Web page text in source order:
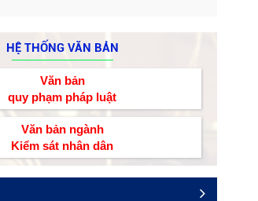
HỆ THỐNG VĂN BẢN
Văn bản
quy phạm pháp luật
Văn bản ngành
Kiểm sát nhân dân